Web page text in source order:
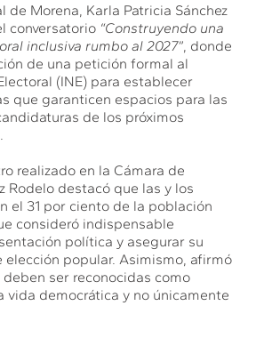
de Morena, Karla Patricia Sánchez
conversatorio “Construyendo una
inclusiva rumbo al 2027”, donde
de una petición formal al
(INE) para establecer
que garanticen espacios para las
de los próximos
realizado en la Cámara de
Rodelo destacó que las y los
el 31 por ciento de la población
consideró indispensable
política y asegurar su
elección popular. Asimismo, afirmó
ser reconocidas como
vida democrática y no únicamente